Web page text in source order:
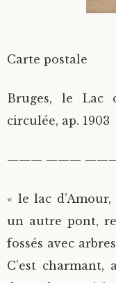
Langues
Carte postale
Bruges, le Lac
circulée, ap. 1903
——— ———
« le lac
un autre pont,
fossés avec
C’est